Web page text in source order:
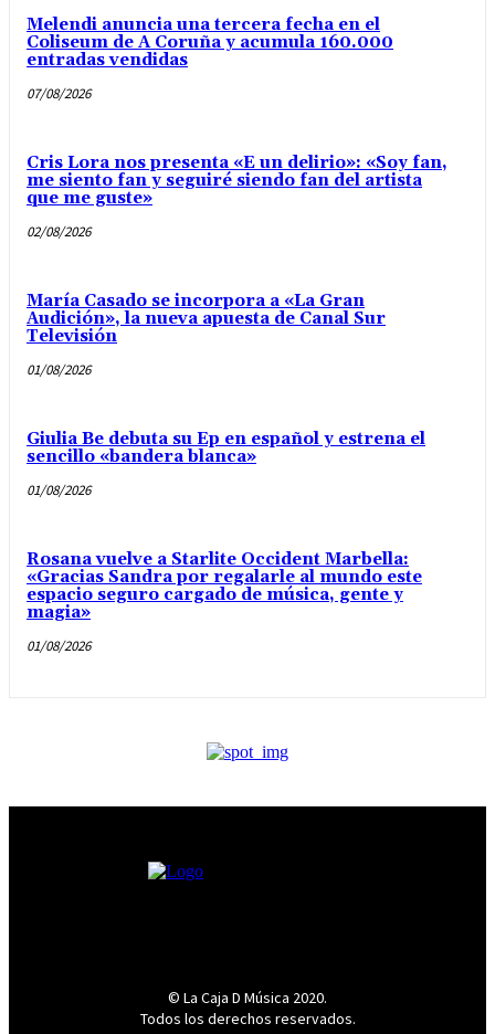
Melendi anuncia una tercera fecha en el
Coliseum de A Coruña y acumula 160.000
entradas vendidas
07/08/2026
Cris Lora nos presenta «E un delirio»: «Soy fan,
me siento fan y seguiré siendo fan del artista
que me guste»
02/08/2026
María Casado se incorpora a «La Gran
Audición», la nueva apuesta de Canal Sur
Televisión
01/08/2026
Giulia Be debuta su Ep en español y estrena el
sencillo «bandera blanca»
01/08/2026
Rosana vuelve a Starlite Occident Marbella:
«Gracias Sandra por regalarle al mundo este
espacio seguro cargado de música, gente y
magia»
01/08/2026
© La Caja D Música 2020.
Todos los derechos reservados.